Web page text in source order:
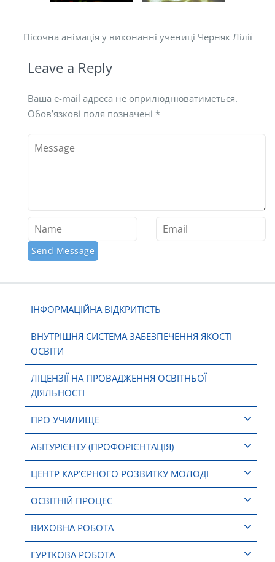
ІНФОРМАЦІЙНА ВІДКРИТІСТЬ
ВНУТРІШНЯ СИСТЕМА ЗАБЕЗПЕЧЕННЯ ЯКОСТІ
ОСВІТИ
ЛІЦЕНЗІЇ НА ПРОВАДЖЕННЯ ОСВІТНЬОЇ
ДІЯЛЬНОСТІ
ПРО УЧИЛИЩЕ
АБІТУРІЄНТУ (ПРОФОРІЄНТАЦІЯ)
ЦЕНТР КАР’ЄРНОГО РОЗВИТКУ МОЛОДІ
ОСВІТНІЙ ПРОЦЕС
ВИХОВНА РОБОТА
ГУРТКОВА РОБОТА
Пісочна анімація у виконанні учениці Черняк Лілії
Leave a Reply
Ваша e-mail адреса не оприлюднюватиметься.
Обов’язкові поля позначені *